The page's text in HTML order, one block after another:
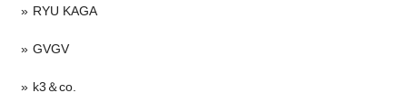
RYU KAGA
GVGV
k3＆co.